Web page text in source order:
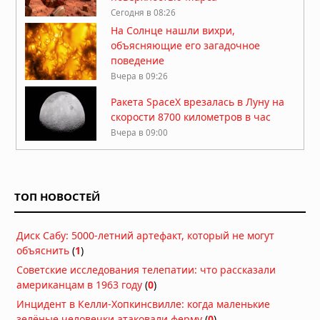
Сегодня в 08:26
На Солнце нашли вихри,
объясняющие его загадочное
поведение
Вчера в 09:26
Ракета SpaceX врезалась в Луну на
скорости 8700 километров в час
Вчера в 09:00
ответа на главную загадку Красной
04.08.2026 в 11:13
Астероиды: не хаос, а порядок,
выстроенный за миллиарды лет
ТОП НОВОСТЕЙ
Диск Сабу: 5000-летний артефакт, который не могут
объяснить (1)
Советские исследования телепатии: что рассказали
американцам в 1963 году (0)
Инцидент в Келли-Хопкинсвилле: когда маленькие